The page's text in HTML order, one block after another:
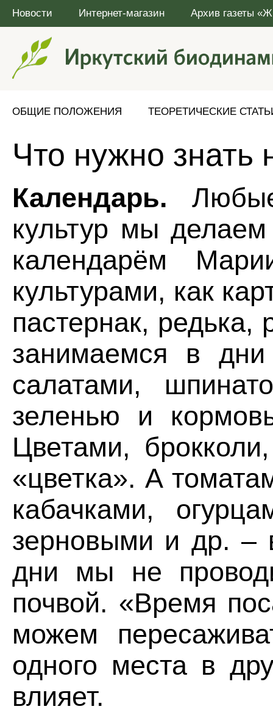
Новости Интернет-магазин Архив газеты
ОБЩИЕ ПОЛОЖЕНИЯ ТЕОРЕТИЧЕСКИЕ
Что нужно
Календарь.
культур мы
календарём
культурами, как
пастернак,
занимаемся в
салатами,
зеленью и
Цветами,
«цветка». А
кабачками,
зерновыми и др. –
дни мы не
почвой. «Время
можем
одного места в
влияет.